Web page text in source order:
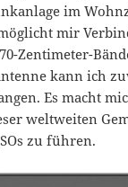
im
mir
Zentimeter-
kann ich
Es macht
weltweiten
zu führen.